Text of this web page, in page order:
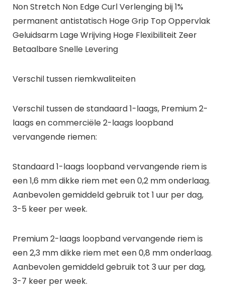
Non Stretch Non Edge Curl Verlenging bij 1%
permanent antistatisch Hoge Grip Top Oppervlak
Geluidsarm Lage Wrijving Hoge Flexibiliteit Zeer
Betaalbare Snelle Levering
Verschil tussen riemkwaliteiten
Verschil tussen de standaard 1-laags, Premium 2-
laags en commerciële 2-laags loopband
vervangende riemen:
Standaard 1-laags loopband vervangende riem is
een 1,6 mm dikke riem met een 0,2 mm onderlaag.
Aanbevolen gemiddeld gebruik tot 1 uur per dag,
3-5 keer per week.
Premium 2-laags loopband vervangende riem is
een 2,3 mm dikke riem met een 0,8 mm onderlaag.
Aanbevolen gemiddeld gebruik tot 3 uur per dag,
3-7 keer per week.